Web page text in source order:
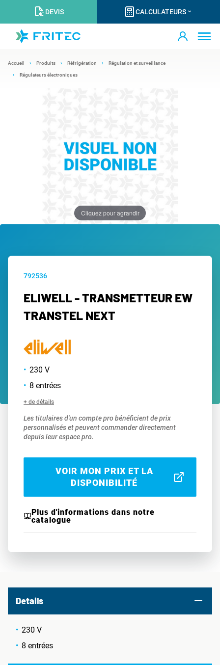
DEVIS CALCULATEURS
Accueil Produits Réfrigération Régulation et surveillance
Régulateurs électroniques
Cliquez pour agrandir
792536
ELIWELL - TRANSMETTEUR EW
TRANSTEL NEXT
230 V
8 entrées
+ de détails
Les titulaires d'un compte pro bénéficient de prix
personnalisés et peuvent commander directement
depuis leur espace pro.
VOIR MON PRIX ET LA
DISPONIBILITÉ
Plus d'informations dans notre
catalogue
Details
230 V
8 entrées